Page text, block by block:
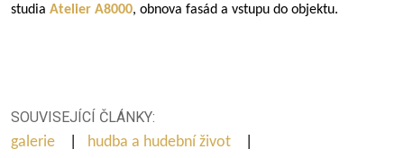
studia Atelier A8000, obnova fasád a vstupu do objektu.
SOUVISEJÍCÍ ČLÁNKY:
galerie
hudba a hudební život